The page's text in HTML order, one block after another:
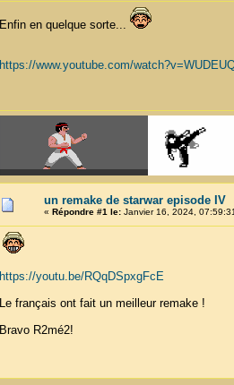
Enfin en quelque sorte...
https://www.youtube.com/
un remake de starwar episode IV
« Répondre #1 le:Janvier 16, 2024,
https://youtu.be/RQqDSpxgFcE
Le français ont fait un meilleur remake !
Bravo R2mé2!